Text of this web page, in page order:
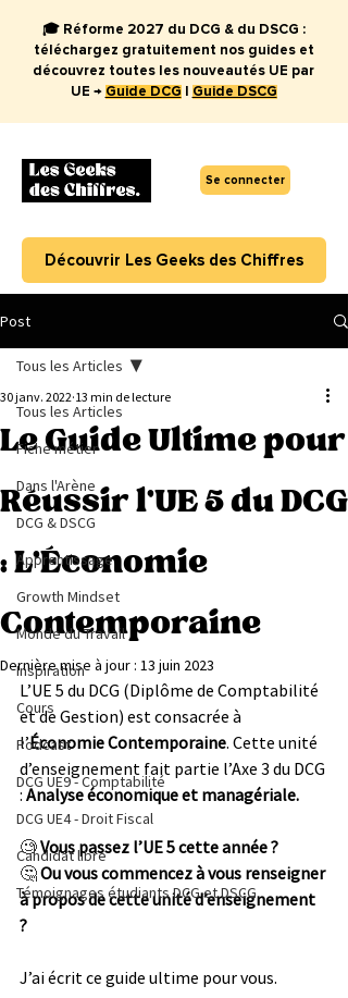
Se connecter
🎓 Réforme 2027 du DCG & du DSCG :
téléchargez gratuitement nos guides et
découvrez toutes les nouveautés UE par
UE → Guide DCG Guide DSCG
Découvrir Les Geeks des Chiffres
Post
Tous les Articles
Fiche métier
Dans l'Arène
DCG & DSCG
Apprentissage
Growth Mindset
Monde du Travail
Inspiration
Cours
Podcast
DCG UE9 - Comptabilité
DCG UE4 - Droit Fiscal
Candidat libre
Témoignages étudiants DCG et DSCG
Tous les Articles
Le Guide Ultime pour
Réussir l’UE 5 du DCG
: L’Économie
Contemporaine
30 janv. 2022 13 min de lecture
Dernière mise à jour : 13 juin 2023
L’UE 5 du DCG (Diplôme de Comptabilité
et de Gestion) est consacrée à
l’Économie Contemporaine. Cette unité
d’enseignement fait partie l’Axe 3 du DCG
: Analyse économique et managériale.
🧐 Vous passez l’UE 5 cette année ?
🤔 Ou vous commencez à vous renseigner
à propos de cette unité d’enseignement
?
J’ai écrit ce guide ultime pour vous.